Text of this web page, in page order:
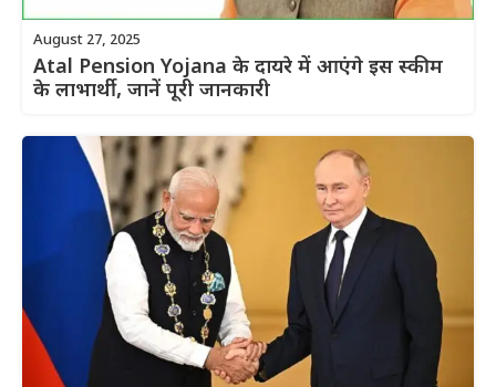
August 27, 2025
Atal Pension Yojana के दायरे में आएंगे इस स्कीम
के लाभार्थी, जानें पूरी जानकारी